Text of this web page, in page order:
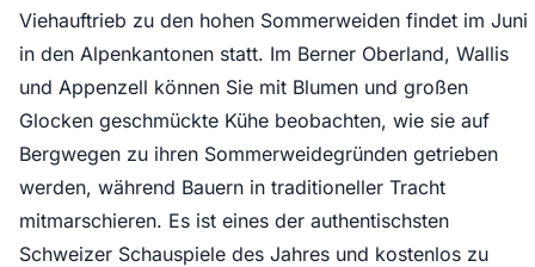
Viehauftrieb zu den hohen Sommerweiden findet im Juni
in den Alpenkantonen statt. Im Berner Oberland, Wallis
und Appenzell können Sie mit Blumen und großen
Glocken geschmückte Kühe beobachten, wie sie auf
Bergwegen zu ihren Sommerweidegründen getrieben
werden, während Bauern in traditioneller Tracht
mitmarschieren. Es ist eines der authentischsten
Schweizer Schauspiele des Jahres und kostenlos zu